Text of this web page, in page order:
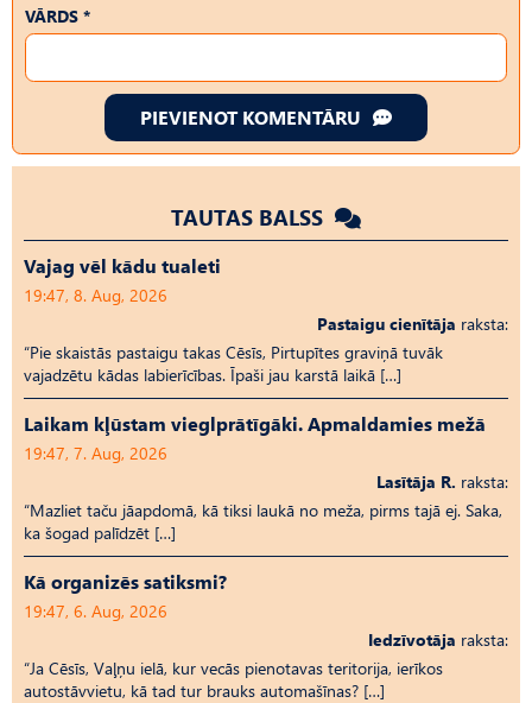
VĀRDS *
PIEVIENOT KOMENTĀRU
TAUTAS BALSS
Vajag vēl kādu tualeti
19:47, 8. Aug, 2026
Pastaigu cienītāja raksta:
“Pie skaistās pastaigu takas Cēsīs, Pirtupītes graviņā tuvāk
vajadzētu kādas labierīcības. Īpaši jau karstā laikā […]
Laikam kļūstam vieglprātīgāki. Apmaldamies mežā
19:47, 7. Aug, 2026
Lasītāja R. raksta:
“Mazliet taču jāapdomā, kā tiksi laukā no meža, pirms tajā ej. Saka,
ka šogad palīdzēt […]
Kā organizēs satiksmi?
19:47, 6. Aug, 2026
Iedzīvotāja raksta:
“Ja Cēsīs, Vaļņu ielā, kur vecās pienotavas teritorija, ierīkos
autostāvvietu, kā tad tur brauks automašīnas? […]